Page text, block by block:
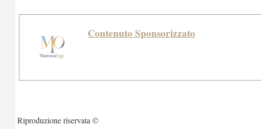
Contenuto Sponsorizzato
Riproduzione riservata ©